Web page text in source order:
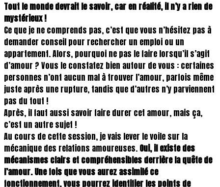
Tout le monde devrait le savoir, car en réalité, il n’y a rien de
mystérieux !
Ce que je ne comprends pas, c’est que vous n’hésitez pas à
demander conseil pour rechercher un emploi ou un
appartement. Alors, pourquoi ne pas le faire lorsqu’il s’agit
d’amour ? Vous le constatez bien autour de vous : certaines
personnes n’ont aucun mal à trouver l’amour, parfois même
juste après une rupture, tandis que d’autres n’y parviennent
pas du tout !
Après, il faut aussi savoir faire durer cet amour, mais ça,
c’est un autre sujet !
Au cours de cette session, je vais lever le voile sur la
mécanique des relations amoureuses. Oui, il existe des
mécanismes clairs et compréhensibles derrière la quête de
l’amour. Une fois que vous aurez assimilé ce
fonctionnement, vous pourrez identifier les points de